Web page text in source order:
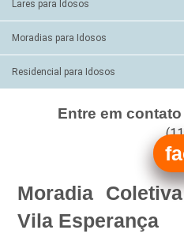
Lares para Idosos
Moradias para Idosos
Residencial para Idosos
Entre em
Moradia
Vila Esperança